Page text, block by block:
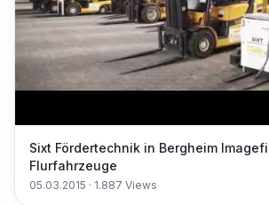
Sixt Fördertechnik in Bergheim
Flurfahrzeuge
05.03.2015 · 1.887 Views